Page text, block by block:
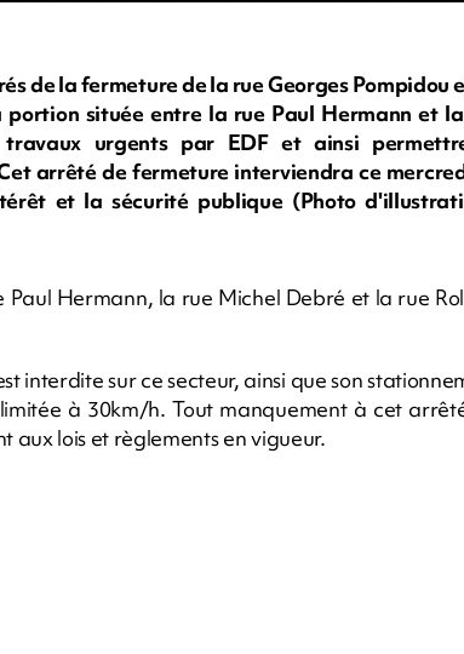
de la fermeture de la rue Georges Pompidou
située entre la rue Paul Hermann et
urgents par EDF et ainsi
arrêté de fermeture interviendra ce
et la sécurité publique (Photo
Paul Hermann, la rue Michel Debré et la rue
interdite sur ce secteur, ainsi que son
à 30km/h. Tout manquement à cet
aux lois et règlements en vigueur.